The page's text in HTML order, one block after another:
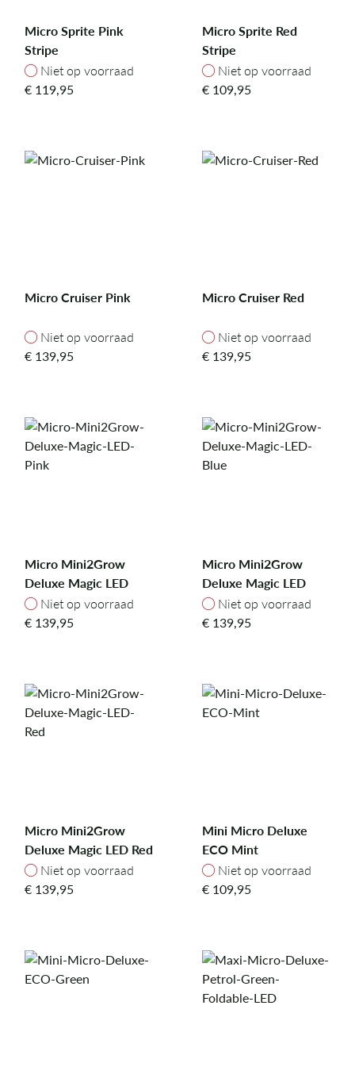
Micro Sprite Pink
Stripe
Niet op voorraad
Niet op voorraad
€ 119,95
Micro Sprite Red
Stripe
Niet op voorraad
Niet op voorraad
€ 109,95
Micro Cruiser Pink
Niet op voorraad
Niet op voorraad
€ 139,95
Micro Cruiser Red
Niet op voorraad
Niet op voorraad
€ 139,95
Micro Mini2Grow
Deluxe Magic LED
PinkNiet op voorraad
Niet op voorraad
€ 139,95
Micro Mini2Grow
Deluxe Magic LED
BlueNiet op voorraad
Niet op voorraad
€ 139,95
Micro Mini2Grow
Deluxe Magic LED Red
Niet op voorraad
Niet op voorraad
€ 139,95
Mini Micro Deluxe
ECO Mint
Niet op voorraad
Niet op voorraad
€ 109,95